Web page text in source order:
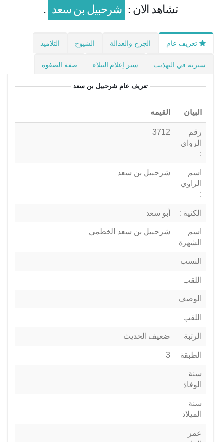
تشاهد الان : شرحبيل بن سعد .
تعريف عام الجرح والعدالة الشيوخ التلاميذ
سيرته في التهذيب سير إعلام النبلاء صفة الصفوة
تعريف عام شرحبيل بن سعد
البيان القيمة
رقم
الرواي
:
3712
اسم
الراوي
:
شرحبيل بن سعد
الكنية : أبو سعد
اسم
الشهرة
شرحبيل بن سعد الخطمي
النسب
اللقب
الوصف
اللقب
الرتبة ضعيف الحديث
الطبقة 3
سنة
الوفاة
سنة
الميلاد
عمر